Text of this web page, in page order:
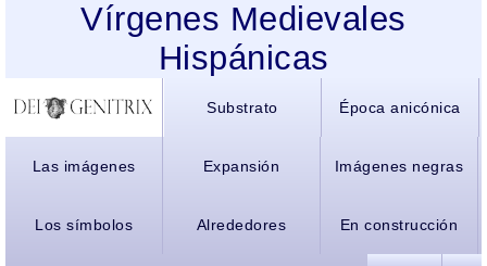
Vírgenes Medievales
Hispánicas
Substrato Época anicónica
Las imágenes Expansión Imágenes negras
Los símbolos Alrededores En construcción